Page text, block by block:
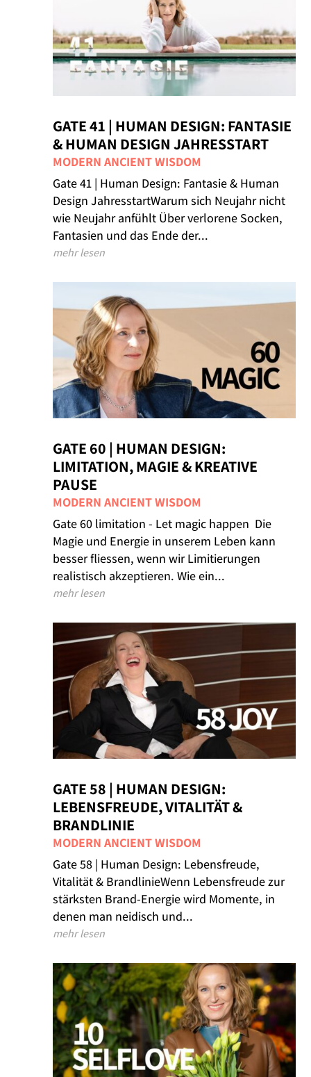
GATE 41 | HUMAN DESIGN: FANTASIE
& HUMAN DESIGN JAHRESSTART
MODERN ANCIENT WISDOM
Gate 41 | Human Design: Fantasie & Human
Design JahresstartWarum sich Neujahr nicht
wie Neujahr anfühlt Über verlorene Socken,
Fantasien und das Ende der...
mehr lesen
GATE 60 | HUMAN DESIGN:
LIMITATION, MAGIE & KREATIVE
PAUSE
MODERN ANCIENT WISDOM
Gate 60 limitation - Let magic happen Die
Magie und Energie in unserem Leben kann
besser fliessen, wenn wir Limitierungen
realistisch akzeptieren. Wie ein...
mehr lesen
GATE 58 | HUMAN DESIGN:
LEBENSFREUDE, VITALITÄT &
BRANDLINIE
MODERN ANCIENT WISDOM
Gate 58 | Human Design: Lebensfreude,
Vitalität & BrandlinieWenn Lebensfreude zur
stärksten Brand-Energie wird Momente, in
denen man neidisch und...
mehr lesen